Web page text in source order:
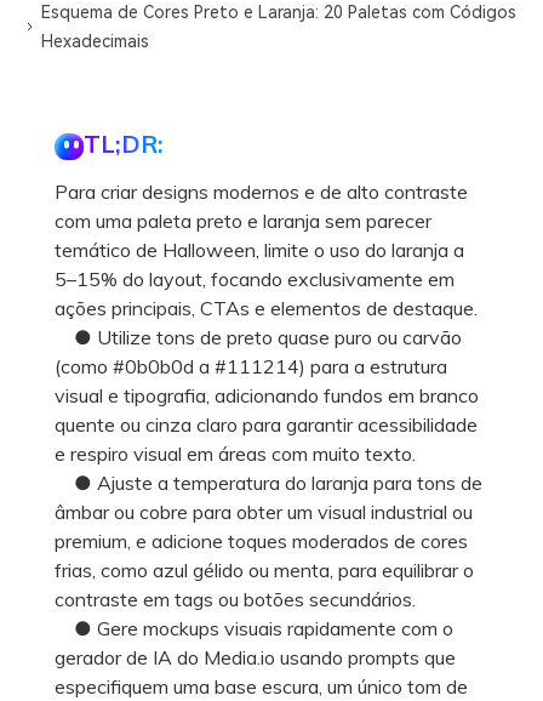
Esquema de Cores Preto e Laranja: 20 Paletas com Códigos
Hexadecimais
TL;DR:
Para criar designs modernos e de alto contraste
com uma paleta preto e laranja sem parecer
temático de Halloween, limite o uso do laranja a
5–15% do layout, focando exclusivamente em
ações principais, CTAs e elementos de destaque.
● Utilize tons de preto quase puro ou carvão
(como #0b0b0d a #111214) para a estrutura
visual e tipografia, adicionando fundos em branco
quente ou cinza claro para garantir acessibilidade
e respiro visual em áreas com muito texto.
● Ajuste a temperatura do laranja para tons de
âmbar ou cobre para obter um visual industrial ou
premium, e adicione toques moderados de cores
frias, como azul gélido ou menta, para equilibrar o
contraste em tags ou botões secundários.
● Gere mockups visuais rapidamente com o
gerador de IA do Media.io usando prompts que
especifiquem uma base escura, um único tom de